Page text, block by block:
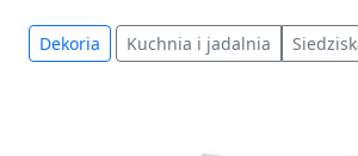
Dekoria Kuchnia i jadalnia